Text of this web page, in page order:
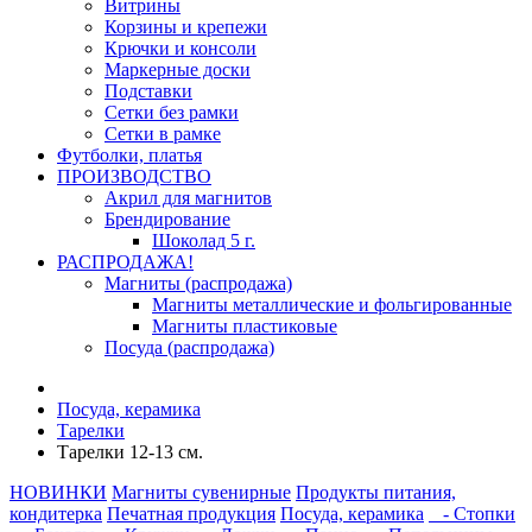
Витрины
Корзины и крепежи
Крючки и консоли
Маркерные доски
Подставки
Сетки без рамки
Сетки в рамке
Футболки, платья
ПРОИЗВОДСТВО
Акрил для магнитов
Брендирование
Шоколад 5 г.
РАСПРОДАЖА!
Магниты (распродажа)
Магниты металлические и фольгированные
Магниты пластиковые
Посуда (распродажа)
Посуда, керамика
Тарелки
Тарелки 12-13 см.
НОВИНКИ Магниты сувенирные Продукты питания,
кондитерка Печатная продукция Посуда, керамика
- Стопки